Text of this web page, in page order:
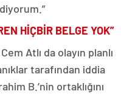
HİÇBİR BELGE YOK”
Atlı da olayın planlı
tarafından iddia
B.’nin ortaklığını